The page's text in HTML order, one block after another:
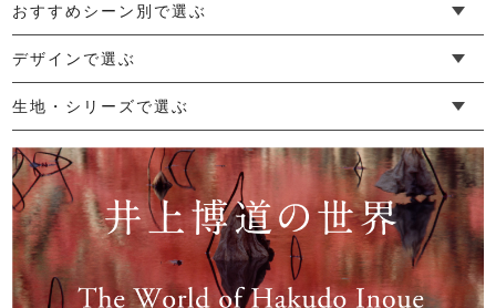
おすすめシーン別で選ぶ
└ 新生活
└ 和装
└ 旅行
└ 快眠
└ お祝い
デザインで選ぶ
└ ゆったりデザイン
└ 小柄さんにおすすめデザイン
└ 袖付きデザイン
└ メンズ・ユニセックスデザイン
└ 暮らしの黒色特集
生地・シリーズで選ぶ
└ 手紬手織り麻
└ 先染め麻
└ からみ織
└ グレーズリネン
└ 綿麻帆布
└ リネンツイード
└ リネンハンプ
└ ざっくり麻
└ オーガニックの蚊帳
└ かやキノミシリーズ
└ ふちどりシリーズ
└ 花紋シリーズ
└ 小紋シリーズ
└ 華わびシリーズ
└ 波ステッチシリーズ
└ あゆみ鹿シリーズ
└ 森の鹿シリーズ
└ まほろばシリーズ
└ 刺し子渦シリーズ
└ 革の水玉シリーズ
└ 新ビオシリーズ